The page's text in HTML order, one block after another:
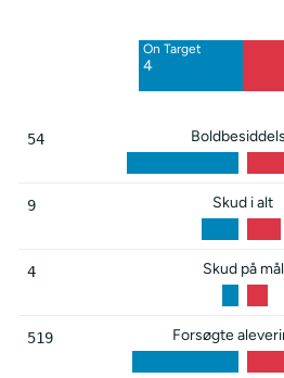
On Target
4
54
9 Skud i alt
4 Skud på mål
519 Forsøgte